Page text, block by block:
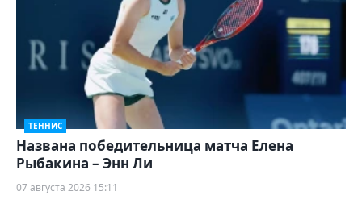
ТЕННИС
Названа победительница матча Елена
Рыбакина – Энн Ли
07 августа 2026 15:11